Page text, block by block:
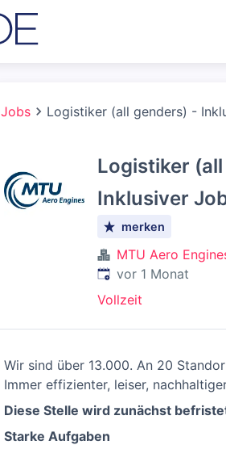
Jobs Logistiker (all genders) -
Logistiker
Inklusiver
merken
MTU Aero
Veröffentlicht:
vor 1 Monat
Vollzeit
Wir sind über 13.000. An 20
Immer effizienter, leiser,
Diese Stelle wird zunächst
Starke Aufgaben